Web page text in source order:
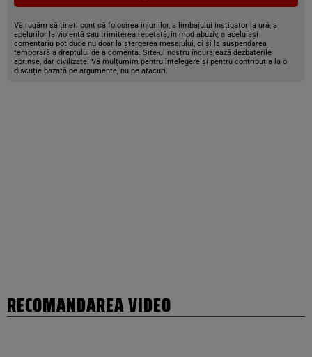
Vă rugăm să țineți cont că folosirea injuriilor, a limbajului instigator la ură, a
apelurilor la violență sau trimiterea repetată, în mod abuziv, a aceluiași
comentariu pot duce nu doar la ștergerea mesajului, ci și la suspendarea
temporară a dreptului de a comenta. Site-ul nostru încurajează dezbaterile
aprinse, dar civilizate. Vă mulțumim pentru înțelegere și pentru contribuția la o
discuție bazată pe argumente, nu pe atacuri.
RECOMANDAREA VIDEO